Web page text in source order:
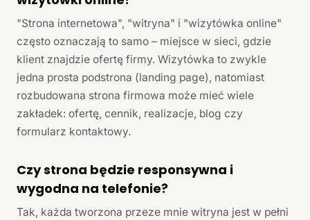
"Strona internetowa", "witryna" i "wizytówka online"
często oznaczają to samo – miejsce w sieci, gdzie
klient znajdzie ofertę firmy. Wizytówka to zwykle
jedna prosta podstrona (landing page), natomiast
rozbudowana strona firmowa może mieć wiele
zakładek: ofertę, cennik, realizacje, blog czy
formularz kontaktowy.
Czy strona będzie responsywna i
wygodna na telefonie?
Tak, każda tworzona przeze mnie witryna jest w pełni